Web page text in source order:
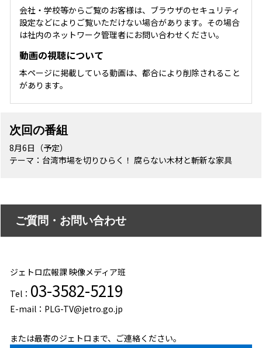
会社・学校等からご覧のお客様は、ブラウザのセキュリティ
設定などによりご覧いただけない場合があります。その場合
は社内のネットワーク管理者にお問い合わせください。
動画の視聴について
本ページに掲載している動画は、都合により削除されること
があります。
次回の番組
8月6日（予定）
テーマ：台湾市場を切りひらく！ 腐らない木材と斬新な家具
ご質問・お問い合わせ
ジェトロ広報課 映像メディア班
Tel： 03-3582-5219
E-mail：PLG-TV@jetro.go.jp
または最寄のジェトロまで、ご連絡ください。